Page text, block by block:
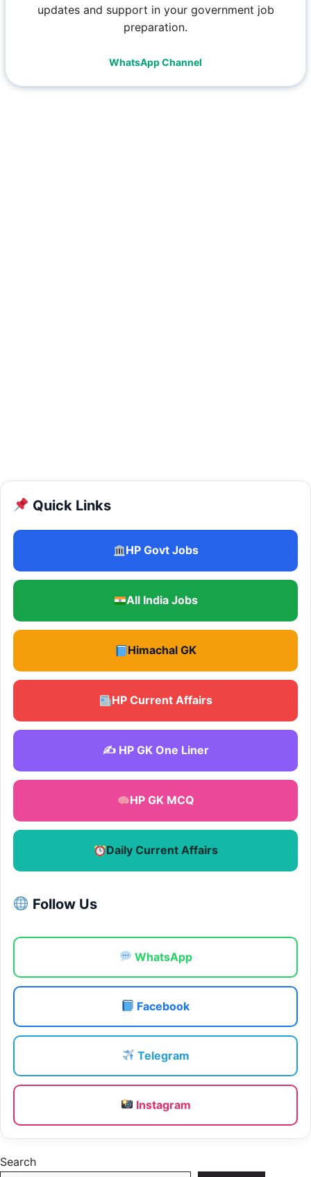
updates and support in your government job
preparation.
WhatsApp Channel
Quick Links
HP Govt Jobs
All India Jobs
Himachal GK
HP Current Affairs
✍️ HP GK One Liner
HP GK MCQ
Daily Current Affairs
Follow Us
WhatsApp
Facebook
Telegram
Instagram
Search